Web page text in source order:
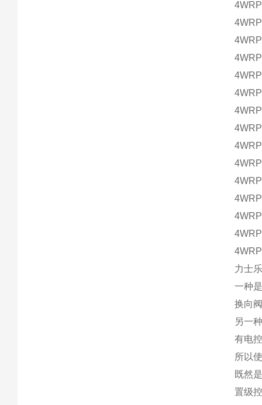
力士
一种
换向
另一
有电
所以
既然
置级